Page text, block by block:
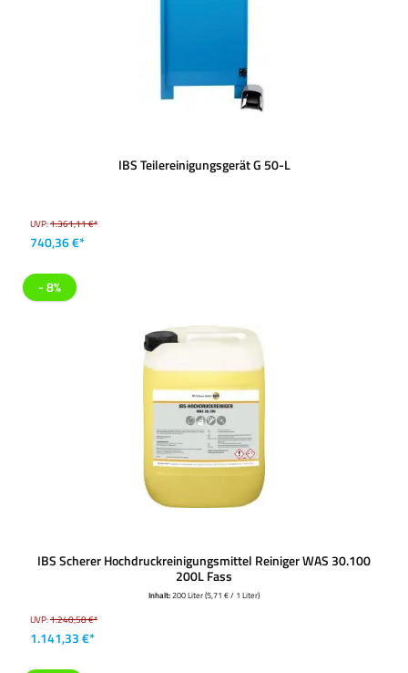
IBS Teilereinigungsgerät G 50-L
UVP:1.361,11 €*
740,36 €*
- 8%
IBS Scherer Hochdruckreinigungsmittel Reiniger WAS 30.100
200L Fass
Inhalt:200 Liter(5,71 € / 1 Liter)
UVP:1.240,58 €*
1.141,33 €*